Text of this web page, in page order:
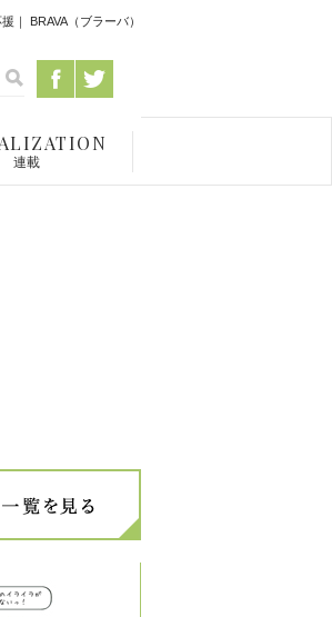
｜ BRAVA（ブラーバ）
連載